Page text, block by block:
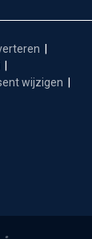
wijzigen